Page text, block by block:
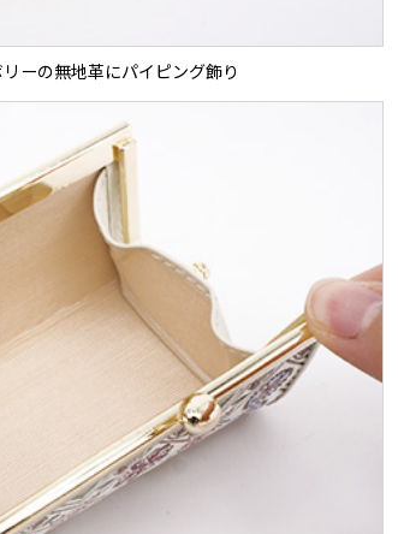
ーの無地革にパイピング飾り